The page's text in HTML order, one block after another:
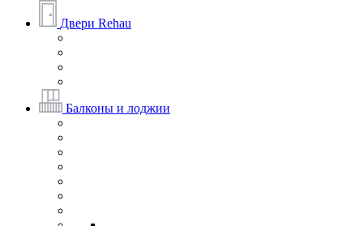
Двери Rehau
Балконы и лоджии